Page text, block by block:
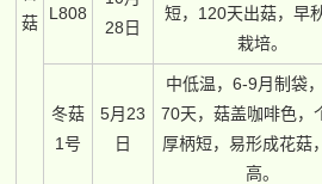
菇
L808
28日
短，120天出菇，早
栽培。
冬菇
1号
5月23
日
中低温，6-9月制袋
70天，菇盖咖啡色，
厚柄短，易形成花菇
高。